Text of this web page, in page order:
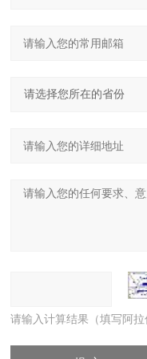
请输入计算结果（填写阿